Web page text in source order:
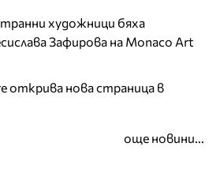
художници бяха
Зафирова на Monaco Art
открива нова страница в
още новини...